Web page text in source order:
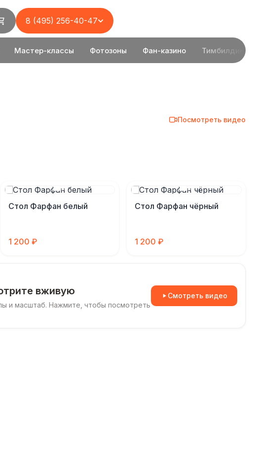
Мастер-классы Фотозоны Фан-казино Тимбилдинг
8 (495) 256-40-47
Посмотреть видео
Стол Фарфан белый
1 200 ₽
Стол Фарфан чёрный
1 200 ₽
вживую
и масштаб. Нажмите, чтобы посмотреть
Смотреть видео